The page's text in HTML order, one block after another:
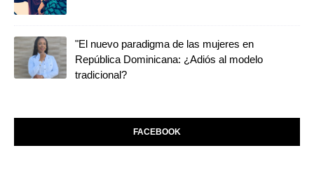
"El nuevo paradigma de las mujeres en
República Dominicana: ¿Adiós al modelo
tradicional?
FACEBOOK